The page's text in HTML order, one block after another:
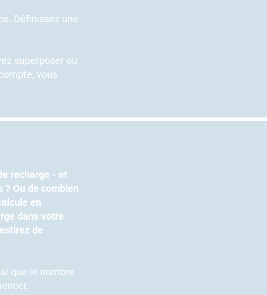
Définissez une
superposer ou
vous
recharge - et
Ou de combien
en
dans votre
de
que le nombre